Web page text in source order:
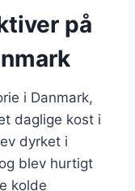
på
i Danmark,
daglige kost i
dyrket i
blev hurtigt
kolde